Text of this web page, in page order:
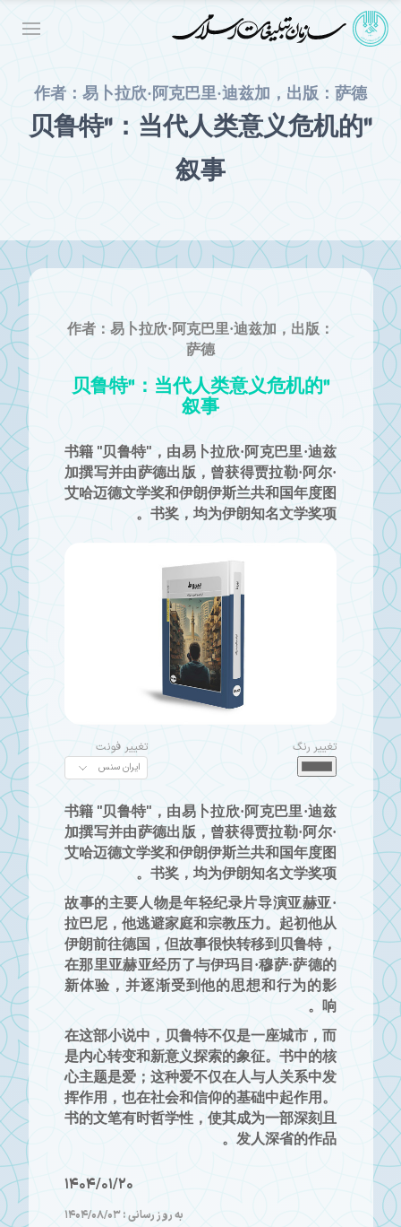
作者：易卜拉欣·阿克巴里·迪兹加，出版：萨德
"贝鲁特"：当代人类意义危机的
叙事
作者：易卜拉欣·阿克巴里·迪兹加，出版：
萨德
"贝鲁特"：当代人类意义危机的
叙事
书籍 "贝鲁特"，由易卜拉欣·阿克巴里·迪兹
加撰写并由萨德出版，曾获得贾拉勒·阿尔·
艾哈迈德文学奖和伊朗伊斯兰共和国年度图
书奖，均为伊朗知名文学奖项。
تغییر رنگ تغییر فونت
书籍 "贝鲁特"，由易卜拉欣·阿克巴里·迪兹
加撰写并由萨德出版，曾获得贾拉勒·阿尔·
艾哈迈德文学奖和伊朗伊斯兰共和国年度图
书奖，均为伊朗知名文学奖项。
故事的主要人物是年轻纪录片导演亚赫亚·
拉巴尼，他逃避家庭和宗教压力。起初他从
伊朗前往德国，但故事很快转移到贝鲁特，
在那里亚赫亚经历了与伊玛目·穆萨·萨德的
新体验，并逐渐受到他的思想和行为的影
响。
在这部小说中，贝鲁特不仅是一座城市，而
是内心转变和新意义探索的象征。书中的核
心主题是爱；这种爱不仅在人与人关系中发
挥作用，也在社会和信仰的基础中起作用。
书的文笔有时哲学性，使其成为一部深刻且
发人深省的作品。
1404/01/20
به روز رسانی : 1404/08/03